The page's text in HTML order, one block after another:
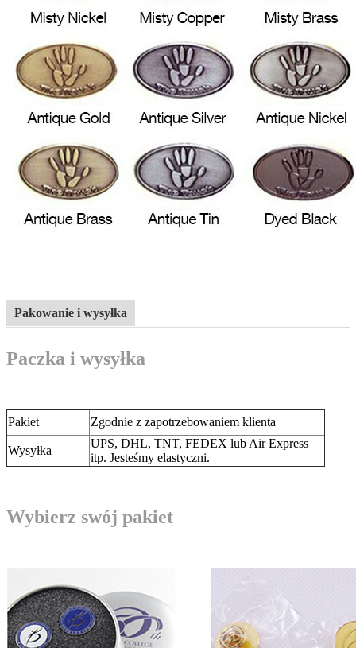
Pakowanie i wysyłka
Paczka i wysyłka
Pakiet Zgodnie z zapotrzebowaniem klienta
Wysyłka
UPS, DHL, TNT, FEDEX lub Air Express
itp. Jesteśmy elastyczni.
Wybierz swój pakiet